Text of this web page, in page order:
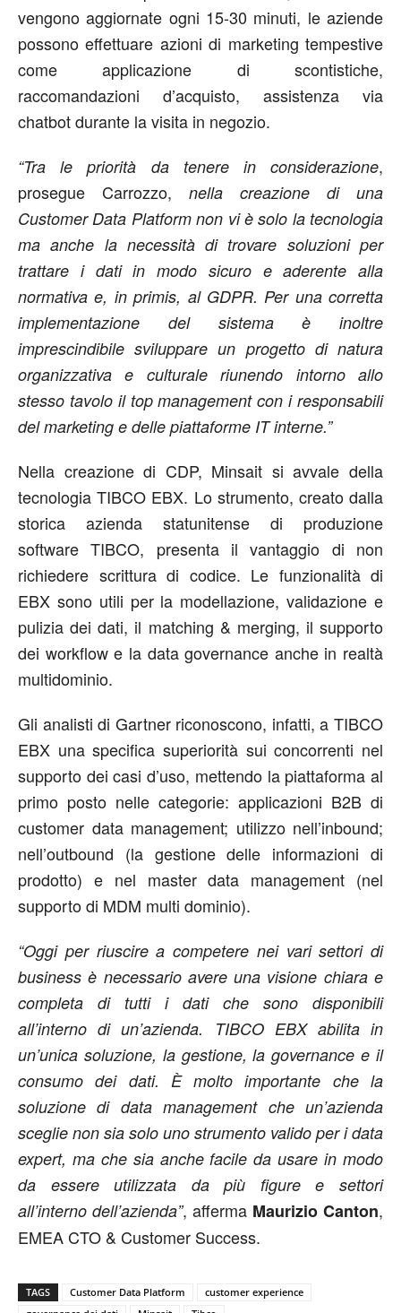
vengono aggiornate ogni 15-30 minuti, le aziende
possono effettuare azioni di marketing tempestive
come applicazione di scontistiche,
raccomandazioni d’acquisto, assistenza via
chatbot durante la visita in negozio.
“Tra le priorità da tenere in considerazione,
prosegue Carrozzo, nella creazione di una
Customer Data Platform non vi è solo la tecnologia
ma anche la necessità di trovare soluzioni per
trattare i dati in modo sicuro e aderente alla
normativa e, in primis, al GDPR. Per una corretta
implementazione del sistema è inoltre
imprescindibile sviluppare un progetto di natura
organizzativa e culturale riunendo intorno allo
stesso tavolo il top management con i responsabili
del marketing e delle piattaforme IT interne.”
Nella creazione di CDP, Minsait si avvale della
tecnologia TIBCO EBX. Lo strumento, creato dalla
storica azienda statunitense di produzione
software TIBCO, presenta il vantaggio di non
richiedere scrittura di codice. Le funzionalità di
EBX sono utili per la modellazione, validazione e
pulizia dei dati, il matching & merging, il supporto
dei workflow e la data governance anche in realtà
multidominio.
Gli analisti di Gartner riconoscono, infatti, a TIBCO
EBX una specifica superiorità sui concorrenti nel
supporto dei casi d’uso, mettendo la piattaforma al
primo posto nelle categorie: applicazioni B2B di
customer data management; utilizzo nell’inbound;
nell’outbound (la gestione delle informazioni di
prodotto) e nel master data management (nel
supporto di MDM multi dominio).
“Oggi per riuscire a competere nei vari settori di
business è necessario avere una visione chiara e
completa di tutti i dati che sono disponibili
all’interno di un’azienda. TIBCO EBX abilita in
un’unica soluzione, la gestione, la governance e il
consumo dei dati. È molto importante che la
soluzione di data management che un’azienda
sceglie non sia solo uno strumento valido per i data
expert, ma che sia anche facile da usare in modo
da essere utilizzata da più figure e settori
all’interno dell’azienda”, afferma Maurizio Canton,
EMEA CTO & Customer Success.
TAGS Customer Data Platform
customer experience